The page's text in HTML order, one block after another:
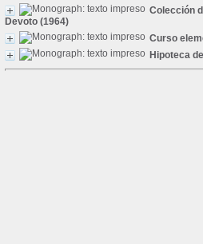
Colección
Devoto (1964)
Curso
Hipoteca